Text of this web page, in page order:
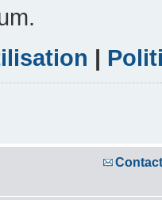
|
Contact